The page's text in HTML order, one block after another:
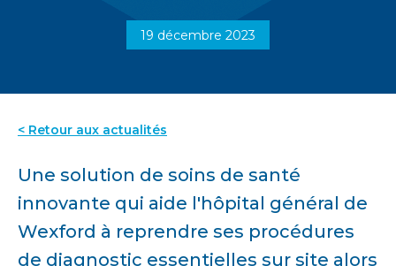
19 décembre 2023
< Retour aux actualités
Une solution de soins de santé
innovante qui aide l'hôpital général de
Wexford à reprendre ses procédures
de diagnostic essentielles sur site alors